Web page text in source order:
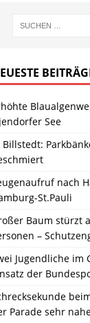
See
Billstedt:
nach
St.Pauli
Baum stürzt
–
Jugendliche im
der
Parade sehr